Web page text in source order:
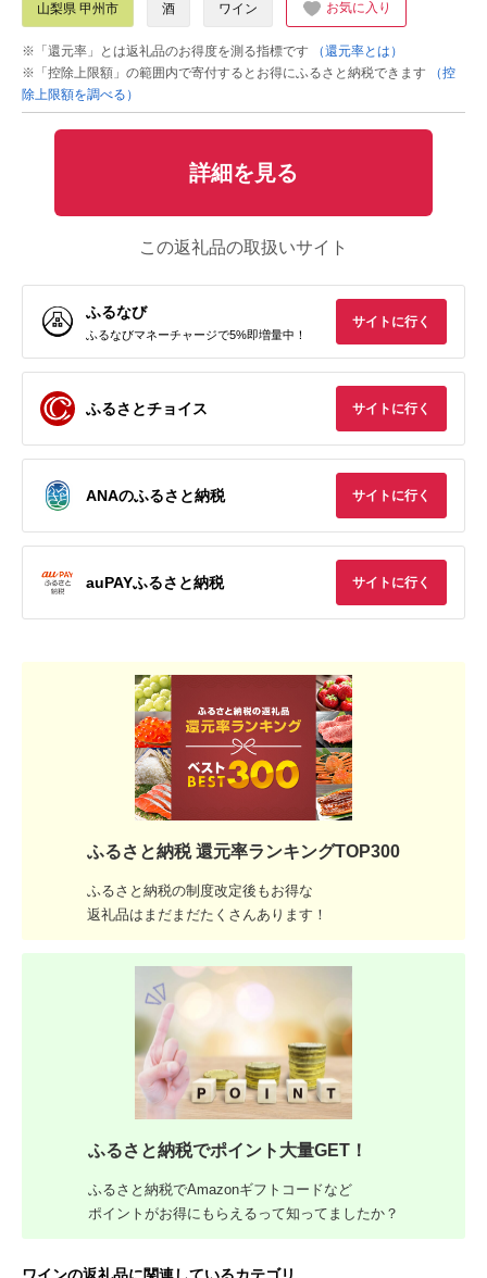
山梨県 甲州市 酒 ワイン お気に入り
※「還元率」とは返礼品のお得度を測る指標です
（還元率とは）
※「控除上限額」の範囲内で寄付するとお得にふるさと納税できます
（控
除上限額を調べる）
詳細を見る
この返礼品の取扱いサイト
ふるなび
ふるなびマネーチャージで5%即増量中！
サイトに行く
ふるさとチョイス サイトに行く
ANAのふるさと納税 サイトに行く
auPAYふるさと納税 サイトに行く
ふるさと納税 還元率ランキングTOP300
ふるさと納税の制度改定後もお得な
返礼品はまだまだたくさんあります！
ふるさと納税でポイント大量GET！
ふるさと納税でAmazonギフトコードなど
ポイントがお得にもらえるって知ってましたか？